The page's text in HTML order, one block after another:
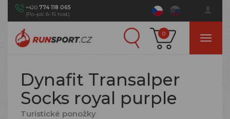
+420 774 118 065
(Po–pá: 8–15 hod.)
0
Dynafit Transalper
Socks royal purple
Turistické ponožky